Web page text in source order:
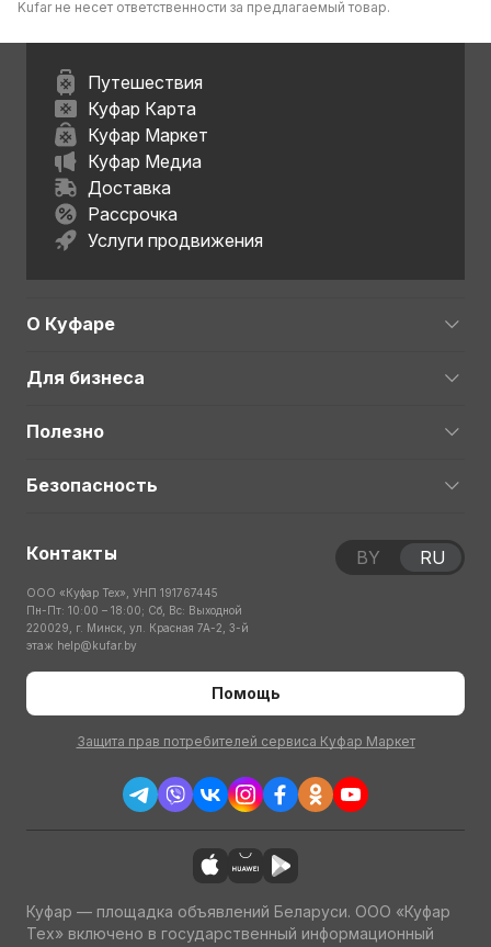
Kufar не несет ответственности за предлагаемый товар.
Путешествия
Куфар Карта
Куфар Маркет
Куфар Медиа
Доставка
Рассрочка
Услуги продвижения
О Куфаре
Для бизнеса
Полезно
Безопасность
Контакты
ООО «Куфар Тех», УНП 191767445
Пн-Пт: 10:00 – 18:00; Сб, Вс: Выходной
220029, г. Минск, ул. Красная 7А-2, 3-й
этаж help@kufar.by
Помощь
Защита прав потребителей сервиса Куфар Маркет
BY RU
Куфар — площадка объявлений Беларуси. ООО «Куфар
Тех» включено в государственный информационный